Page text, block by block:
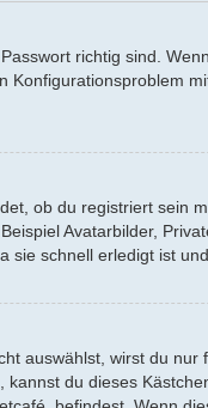
richtig sind.
ob du registriert sein
Avatarbilder,
schnell erledigt ist
auswählst, wirst du
du dieses